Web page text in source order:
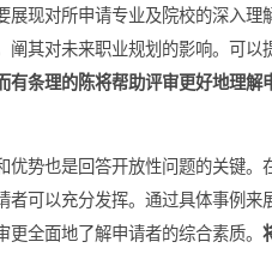
者需要展现对所申请专业及院
要性，阐其对未来职业规划的
清晰而有条理的陈将帮助评审
长和优势也是回答开放性问